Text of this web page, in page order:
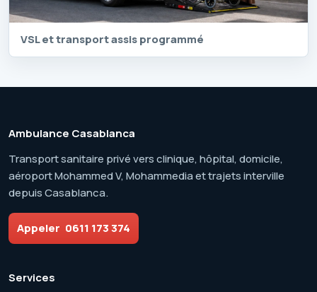
VSL et transport assis programmé
Ambulance Casablanca
Transport sanitaire privé vers clinique, hôpital, domicile,
aéroport Mohammed V, Mohammedia et trajets interville
depuis Casablanca.
Appeler 0611 173 374
Services